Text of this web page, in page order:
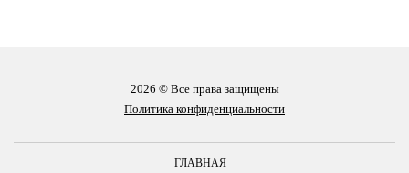
2026 © Все права защищены
Политика конфиденциальности
ГЛАВНАЯ